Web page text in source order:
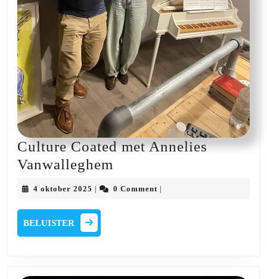
Culture Coated met Annelies
Vanwalleghem
4 oktober 2025 4
2025
0 Comment
BELUISTER